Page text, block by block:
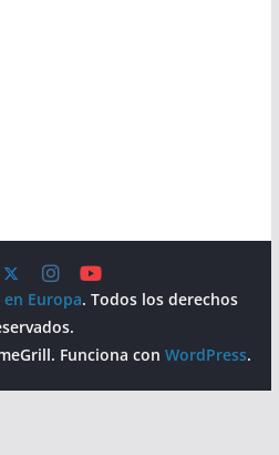
en Europa. Todos los derechos
Funciona con WordPress.